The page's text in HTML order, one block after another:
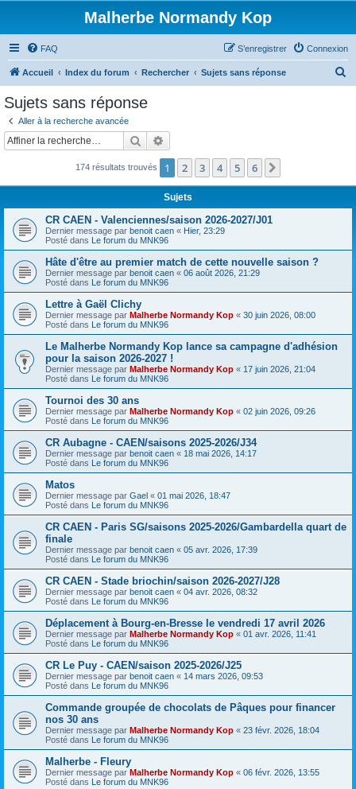
Malherbe Normandy Kop
FAQ Connexion
S’enregistrer
Accueil Index du forum Rechercher Sujets sans réponse
c
Sujets sans réponse
Aller à la recherche avancée
Rechercher
174 résultats trouvés 1 2 3 4 5 6
Sujets
CR CAEN - Valenciennes/saison 2026-2027/J01
Dernier message par benoit caen « Hier, 23:29
Posté dans Le forum du MNK96
Hâte d'être au premier match de cette nouvelle saison ?
Dernier message par benoit caen « 06 août 2026, 21:29
Posté dans Le forum du MNK96
Lettre à Gaël Clichy
Dernier message par Malherbe Normandy Kop « 30 juin 2026, 08:00
Posté dans Le forum du MNK96
Le Malherbe Normandy Kop lance sa campagne d'adhésion
pour la saison 2026-2027 !
Dernier message par Malherbe Normandy Kop « 17 juin 2026, 21:04
Posté dans Le forum du MNK96
Tournoi des 30 ans
Dernier message par Malherbe Normandy Kop « 02 juin 2026, 09:26
Posté dans Le forum du MNK96
CR Aubagne - CAEN/saisons 2025-2026/J34
Dernier message par benoit caen « 18 mai 2026, 14:17
Posté dans Le forum du MNK96
Matos
Dernier message par Gael « 01 mai 2026, 18:47
Posté dans Le forum du MNK96
CR CAEN - Paris SG/saisons 2025-2026/Gambardella quart de
finale
Dernier message par benoit caen « 05 avr. 2026, 17:39
Posté dans Le forum du MNK96
CR CAEN - Stade briochin/saison 2026-2027/J28
Dernier message par benoit caen « 04 avr. 2026, 08:32
Posté dans Le forum du MNK96
Déplacement à Bourg-en-Bresse le vendredi 17 avril 2026
Dernier message par Malherbe Normandy Kop « 01 avr. 2026, 11:41
Posté dans Le forum du MNK96
CR Le Puy - CAEN/saison 2025-2026/J25
Dernier message par benoit caen « 14 mars 2026, 09:53
Posté dans Le forum du MNK96
Commande groupée de chocolats de Pâques pour financer
nos 30 ans
Dernier message par Malherbe Normandy Kop « 23 févr. 2026, 18:04
Posté dans Le forum du MNK96
Malherbe - Fleury
Dernier message par Malherbe Normandy Kop « 06 févr. 2026, 13:55
Posté dans Le forum du MNK96